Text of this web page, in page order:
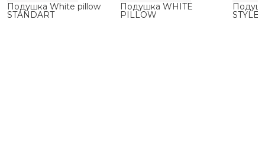
Подушка White pillow
STANDART
Подушка WHITE
PILLOW STYLE